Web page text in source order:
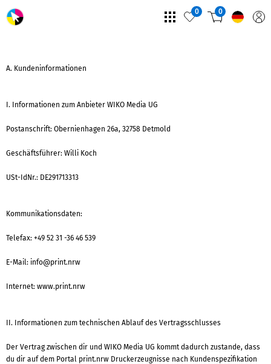
0 0
A. Kundeninformationen
I. Informationen zum Anbieter WIKO Media UG
Postanschrift: Obernienhagen 26a, 32758 Detmold
Geschäftsführer: Willi Koch
USt-IdNr.: DE291713313
Kommunikationsdaten:
Telefax: +49 52 31 -36 46 539
E-Mail: info@print.nrw
Internet: www.print.nrw
II. Informationen zum technischen Ablauf des Vertragsschlusses
Der Vertrag zwischen dir und WIKO Media UG kommt dadurch zustande, dass
du dir auf dem Portal print.nrw Druckerzeugnisse nach Kundenspezifikation